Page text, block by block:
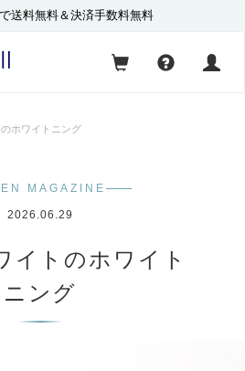
送料無料＆決済手数料無料
ホワイトニング
MAGAZINE
2026.06.29
イトのホワイト
ニング